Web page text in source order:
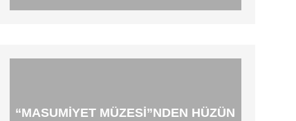
“MASUMIYET MÜZESI”NDEN HÜZÜN